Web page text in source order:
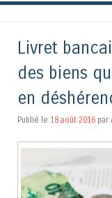
Livret
des biens
en
Publié le 18 août 2016 par